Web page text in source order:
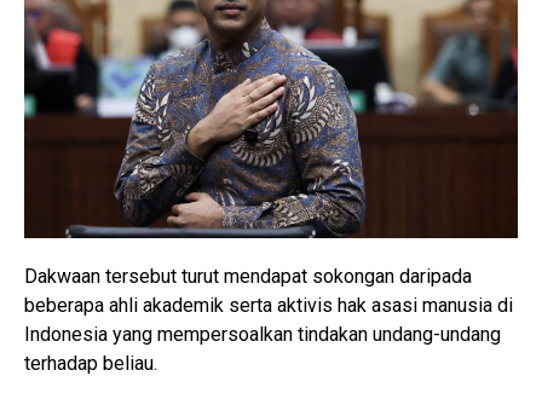
Dakwaan tersebut turut mendapat sokongan daripada
beberapa ahli akademik serta aktivis hak asasi manusia di
Indonesia yang mempersoalkan tindakan undang-undang
terhadap beliau.